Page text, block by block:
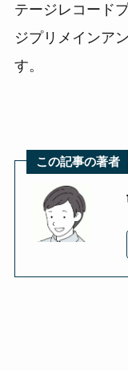
テージレコード
ジプリメインア
す。
この記事の著者